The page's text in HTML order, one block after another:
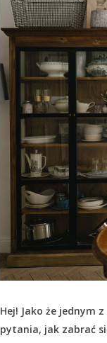
Hej! Jako że jednym
pytania, jak zabrać